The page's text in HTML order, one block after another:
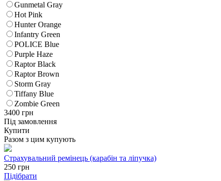
Gunmetal Gray
Hot Pink
Hunter Orange
Infantry Green
POLICE Blue
Purple Haze
Raptor Black
Raptor Brown
Storm Gray
Tiffany Blue
Zombie Green
3400 грн
Під замовлення
Купити
Разом з цим купують
Страхувальний ремінець (карабін та ліпучка)
250 грн
Підібрати